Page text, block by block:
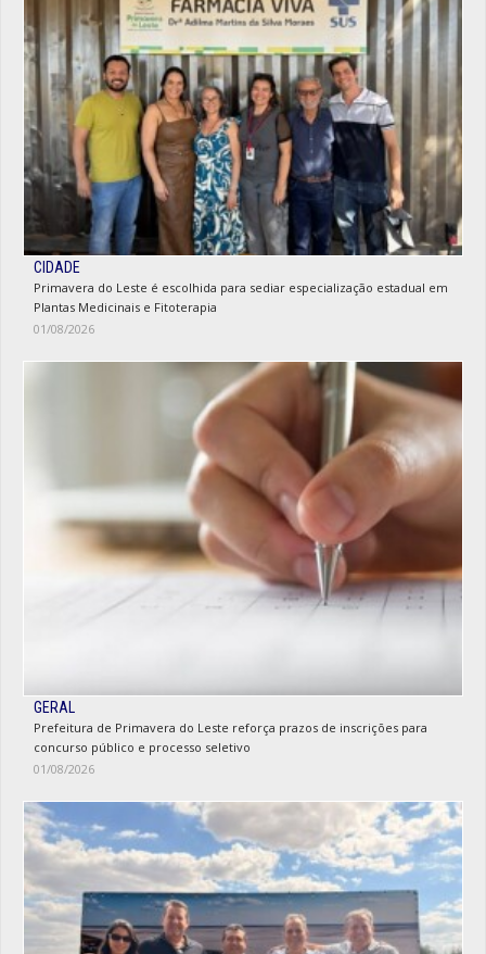
CIDADE
Primavera do Leste é escolhida para sediar especialização estadual em
Plantas Medicinais e Fitoterapia
01/08/2026
GERAL
Prefeitura de Primavera do Leste reforça prazos de inscrições para
concurso público e processo seletivo
01/08/2026